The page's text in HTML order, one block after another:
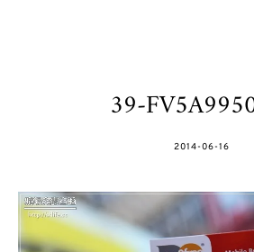
39-
POSTED
2014-06-16